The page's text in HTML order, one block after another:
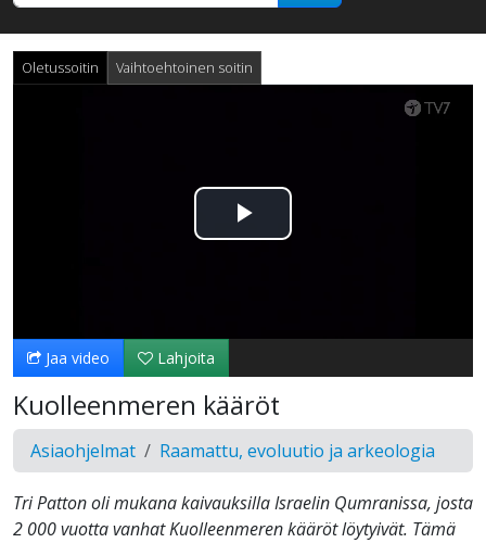
Oletussoitin Vaihtoehtoinen soitin
Toista
Jaa video Lahjoita
Kuolleenmeren kääröt
Asiaohjelmat Raamattu, evoluutio ja arkeologia
Tri Patton oli mukana kaivauksilla Israelin Qumranissa, josta
2 000 vuotta vanhat Kuolleenmeren kääröt löytyivät. Tämä